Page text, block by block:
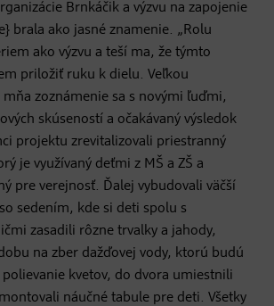
Brnkáčik a výzvu na zapojenie
brala ako jasné znamenie. „Rolu
ako výzvu a teší ma, že týmto
priložiť ruku k dielu. Veľkou
zoznámenie sa s novými ľuďmi,
skúseností a očakávaný výsledok
projektu zrevitalizovali priestranný
je využívaný deťmi z MŠ a ZŠ a
pre verejnosť. Ďalej vybudovali väčší
sedením, kde si deti spolu s
zasadili rôzne trvalky a jahody,
na zber dažďovej vody, ktorú budú
kvetov, do dvora umiestnili
náučné tabule pre deti. Všetky